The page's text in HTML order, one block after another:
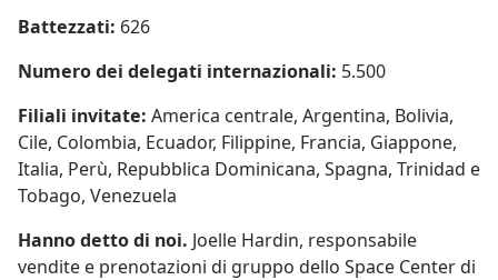
Battezzati: 626
Numero dei delegati internazionali: 5.500
Filiali invitate: America centrale, Argentina, Bolivia,
Cile, Colombia, Ecuador, Filippine, Francia, Giappone,
Italia, Perù, Repubblica Dominicana, Spagna, Trinidad e
Tobago, Venezuela
Hanno detto di noi. Joelle Hardin, responsabile
vendite e prenotazioni di gruppo dello Space Center di